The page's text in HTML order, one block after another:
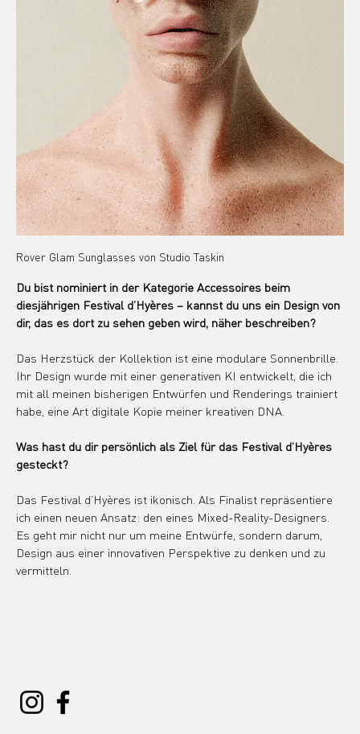
Rover Glam Sunglasses von Studio Taskin
Du bist nominiert in der Kategorie Accessoires beim
diesjährigen Festival d’Hyères – kannst du uns ein Design von
dir, das es dort zu sehen geben wird, näher beschreiben?
Das Herzstück der Kollektion ist eine modulare Sonnenbrille.
Ihr Design wurde mit einer generativen KI entwickelt, die ich
mit all meinen bisherigen Entwürfen und Renderings trainiert
habe, eine Art digitale Kopie meiner kreativen DNA.
Was hast du dir persönlich als Ziel für das Festival d’Hyères
gesteckt?
Das Festival d’Hyères ist ikonisch. Als Finalist repräsentiere
ich einen neuen Ansatz: den eines Mixed-Reality-Designers.
Es geht mir nicht nur um meine Entwürfe, sondern darum,
Design aus einer innovativen Perspektive zu denken und zu
vermitteln.